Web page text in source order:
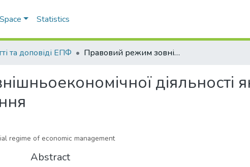
Statistics
та доповіді ЕПФ Правовий режим зовнішньоекономічної діяльності як спеціальний режим господарювання
діяльності
regime of economic management
Abstract